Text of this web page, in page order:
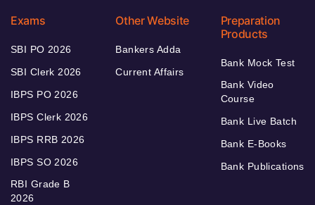
Exams
SBI PO 2026
SBI Clerk 2026
IBPS PO 2026
IBPS Clerk 2026
IBPS RRB 2026
IBPS SO 2026
RBI Grade B
2026
Other Website
Bankers Adda
Current Affairs
Preparation
Products
Bank Mock Test
Bank Video
Course
Bank Live Batch
Bank E-Books
Bank Publications